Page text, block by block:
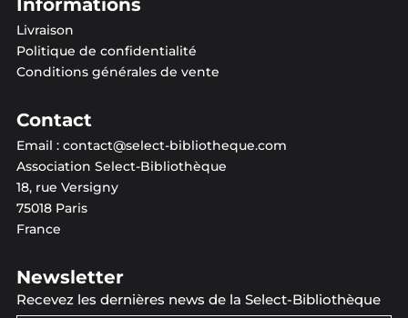
Informations
Livraison
Politique de confidentialité
Conditions générales de vente
Contact
Email : contact@select-bibliotheque.com
Association Select-Bibliothèque
18, rue Versigny
75018 Paris
France
Newsletter
Recevez les dernières news de la Select-Bibliothèque